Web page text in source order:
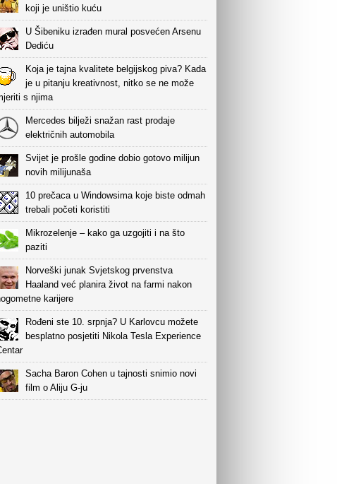
koji je uništio kuću
U Šibeniku izrađen mural posvećen Arsenu
Dediću
Koja je tajna kvalitete belgijskog piva? Kada
je u pitanju kreativnost, nitko se ne može
s njima
Mercedes bilježi snažan rast prodaje
električnih automobila
Svijet je prošle godine dobio gotovo milijun
novih milijunaša
10 prečaca u Windowsima koje biste odmah
trebali početi koristiti
Mikrozelenje – kako ga uzgojiti i na što
paziti
Norveški junak Svjetskog prvenstva
Haaland već planira život na farmi nakon
karijere
Rođeni ste 10. srpnja? U Karlovcu možete
besplatno posjetiti Nikola Tesla Experience
Sacha Baron Cohen u tajnosti snimio novi
film o Aliju G-ju